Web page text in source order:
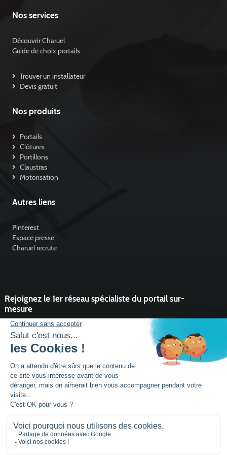
Nos services
Découvrir Charuel
Guide de choix portails
Trouver un installateur
Devis gratuit
Nos produits
Portails
Clôtures
Portillons
Claustras
Motorisation
Autres liens
Pinterest
Espace presse
Charuel recrute
Rejoignez le 1er réseau spécialiste du portail sur-
mesure
Vous souhaitez développer l'activité portail de votre entreprise ?
Rejoindre un réseau dynamique, avec un service et des outils qui
font la différence ?
DEVENIR PARTENAIRE